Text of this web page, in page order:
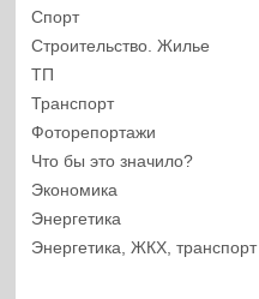
Спорт
Строительство. Жилье
ТП
Транспорт
Фоторепортажи
Что бы это значило?
Экономика
Энергетика
Энергетика, ЖКХ, транспорт